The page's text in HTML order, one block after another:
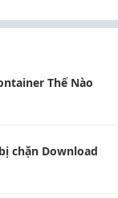
Thế Nào
chặn Download